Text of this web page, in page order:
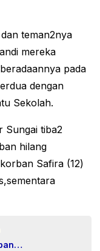
teman2nya
mereka
pada
dengan
Sekolah.
Sungai tiba2
hilang
Safira (12)